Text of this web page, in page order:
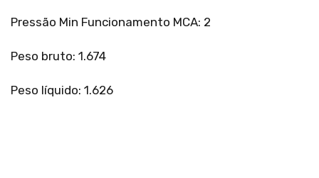
Pressão Min Funcionamento MCA: 2
Peso bruto: 1.674
Peso líquido: 1.626